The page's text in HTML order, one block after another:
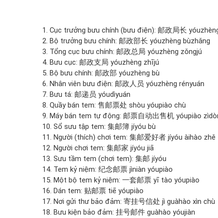
1. Cục trưởng bưu chính (bưu điện): 邮政局长
2. Bộ trưởng bưu chính: 邮政部长 yóuzhèng bùzhǎng
3. Tổng cục bưu chính: 邮政总局 yóuzhèng zǒngjú
4. Bưu cục: 邮政支局 yóuzhèng zhījú
5. Bộ bưu chính: 邮政部 yóuzhèng bù
6. Nhân viên bưu điện: 邮政人员 yóuzhèng rényuán
7. Bưu tá: 邮递员 yóudìyuán
8. Quầy bán tem: 售邮票处 shòu yóupiào chù
9. Máy bán tem tự động: 邮票自动出售机 yóupiào
10. Sổ sưu tập tem: 集邮簿 jíyóu bù
11. Người (thích) chơi tem: 集邮爱好者 jíyóu àihào zhě
12. Người chơi tem: 集邮家 jíyóu jiā
13. Sưu tầm tem (chơi tem): 集邮 jíyóu
14. Tem kỷ niệm: 纪念邮票 jìniàn yóupiào
15. Một bộ tem kỷ niệm: 一套邮票 yī tào yóupiào
16. Dán tem: 贴邮票 tiē yóupiào
17. Nơi gửi thư bảo đảm: 寄挂号信处 jì guàhào xìn chù
18. Bưu kiện bảo đảm: 挂号邮件 guàhào yóujiàn